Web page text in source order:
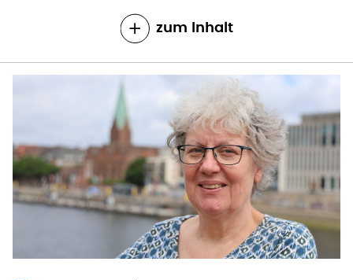
zum Inhalt